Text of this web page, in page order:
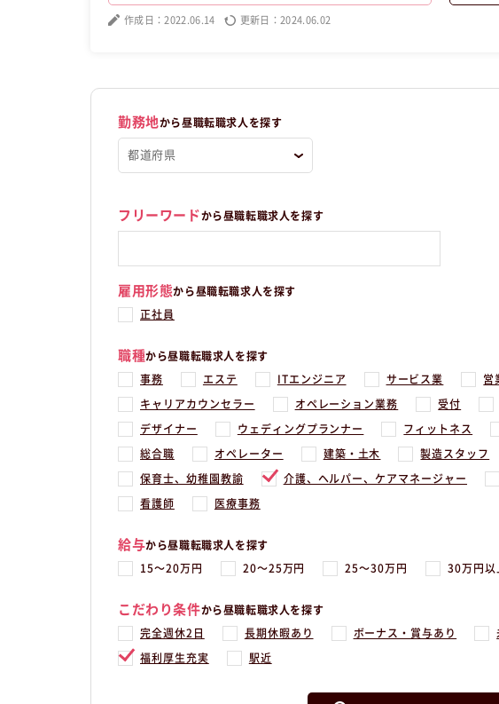
作成日：2022.06.14 更新日：2024.06.02
勤務地から昼職転職求人を探す
フリーワードから昼職転職求人を探す
雇用形態から昼職転職求人を探す
正社員
職種から昼職転職求人を探す
事務 エステ ITエンジニア サービス業 営
キャリアカウンセラー オペレーション業務 受付
デザイナー ウェディングプランナー フィットネス
総合職 オペレーター 建築・土木 製造スタッフ
保育士、幼稚園教諭 介護、ヘルパー、ケアマネージャー
看護師 医療事務
給与から昼職転職求人を探す
15〜20万円 20〜25万円 25〜30万円 30万円以
こだわり条件から昼職転職求人を探す
完全週休2日 長期休暇あり ボーナス・賞与あり
福利厚生充実 駅近